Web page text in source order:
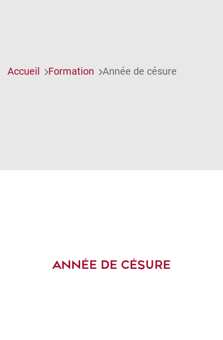
Accueil Formation Année de césure
ANNÉE DE CÉSURE